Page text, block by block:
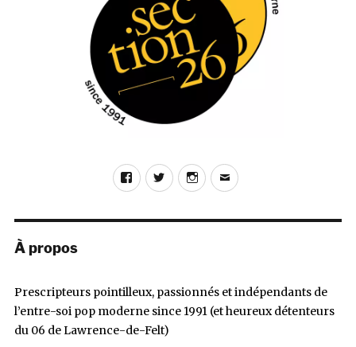
FacebookTwitterInstagram
E-
À propos
Prescripteurs pointilleux, passionnés et indépendants de
l’entre-soi pop moderne since 1991 (et heureux détenteurs
du 06 de Lawrence-de-Felt)